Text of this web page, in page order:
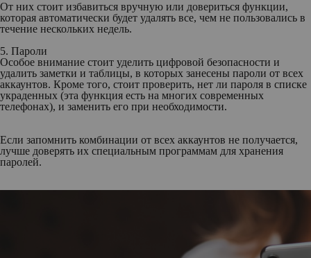
От них стоит избавиться вручную или довериться функции,
которая автоматически будет удалять все, чем не пользовались в
течение нескольких недель.
5. Пароли
Особое внимание стоит уделить цифровой безопасности и
удалить заметки и таблицы, в которых занесены пароли от всех
аккаунтов. Кроме того, стоит проверить, нет ли пароля в списке
украденных (эта функция есть на многих современных
телефонах), и заменить его при необходимости.
Если запомнить комбинации от всех аккаунтов не получается,
лучше доверять их специальным программам для хранения
паролей.